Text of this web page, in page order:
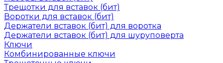
Трещотки для вставок (бит)
Воротки для вставок (бит)
Держатели вставок (бит) для воротка
Держатели вставок (бит) для шуруповерта
Ключи
Комбинированные ключи